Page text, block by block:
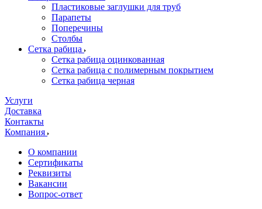
Пластиковые заглушки для труб
Парапеты
Поперечины
Столбы
Сетка рабица
Сетка рабица оцинкованная
Сетка рабица с полимерным покрытием
Сетка рабица черная
Услуги
Доставка
Контакты
Компания
О компании
Сертификаты
Реквизиты
Вакансии
Вопрос-ответ